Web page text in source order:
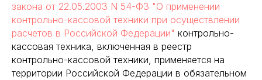
закона от 22.05.2003 N 54-ФЗ "О применении
контрольно-кассовой техники при осуществлении
расчетов в Российской Федерации" контрольно-
кассовая техника, включенная в реестр
контрольно-кассовой техники, применяется на
территории Российской Федерации в обязательном